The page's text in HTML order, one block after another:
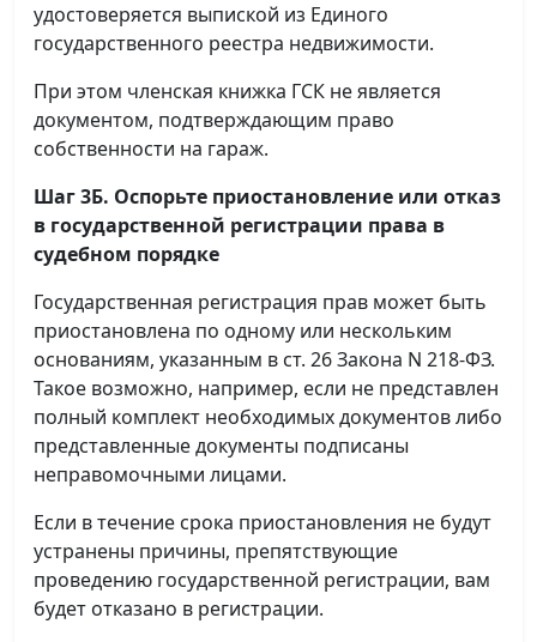
удостоверяется выпиской из Единого
государственного реестра недвижимости.
При этом членская книжка ГСК не является
документом, подтверждающим право
собственности на гараж.
Шаг 3Б. Оспорьте приостановление или отказ
в государственной регистрации права в
судебном порядке
Государственная регистрация прав может быть
приостановлена по одному или нескольким
основаниям, указанным в ст. 26 Закона N 218-ФЗ.
Такое возможно, например, если не представлен
полный комплект необходимых документов либо
представленные документы подписаны
неправомочными лицами.
Если в течение срока приостановления не будут
устранены причины, препятствующие
проведению государственной регистрации, вам
будет отказано в регистрации.